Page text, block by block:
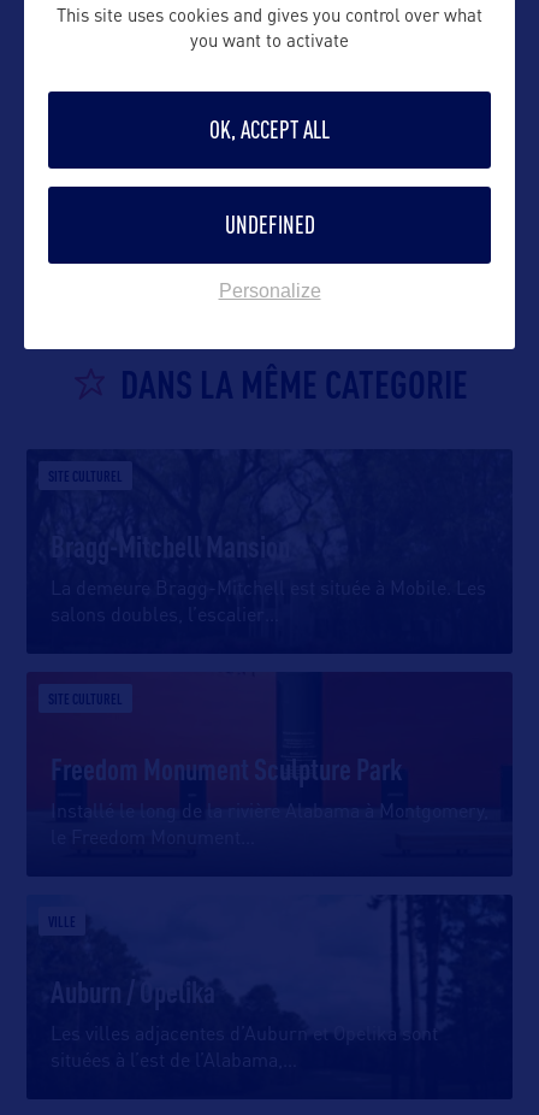
DANS LA MÊME CATEGORIE
SITE CULTUREL
SITE CULTUREL
Freedom Monument Sculpture Park
Installé le long de la rivière Alabama à Montgomery,
VILLE
Auburn / Opelika
Les villes adjacentes d’Auburn et Opelika sont
situées à l’est de l’Alabama,
This site uses cookies and gives you control over what
you want to activate
OK, ACCEPT ALL
UNDEFINED
Personalize